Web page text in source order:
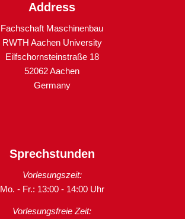
Address
Fachschaft Maschinenbau
RWTH Aachen University
Eilfschornsteinstraße 18
52062 Aachen
Germany
Sprechstunden
Vorlesungszeit:
Mo. - Fr.: 13:00 - 14:00 Uhr
Vorlesungsfreie Zeit: